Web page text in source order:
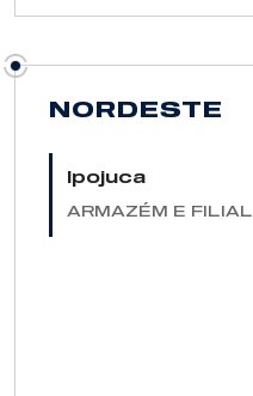
NORDESTE
Ipojuca
ARMAZÉM E FILIAL